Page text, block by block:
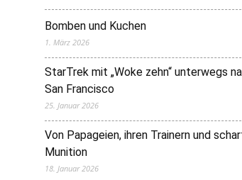
Bomben und Kuchen
1. März 2026
StarTrek mit „Woke zehn“ unterwegs
San Francisco
25. Januar 2026
Von Papageien, ihren Trainern und
Munition
18. Januar 2026